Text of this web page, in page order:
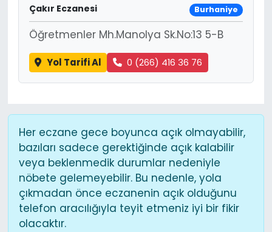
Çakır Eczanesi Burhaniye
Öğretmenler Mh.Manolya Sk.No:13 5-B
Yol Tarifi Al 0 (266) 416 36 76
Her eczane gece boyunca açık olmayabilir,
bazıları sadece gerektiğinde açık kalabilir
veya beklenmedik durumlar nedeniyle
nöbete gelemeyebilir. Bu nedenle, yola
çıkmadan önce eczanenin açık olduğunu
telefon aracılığıyla teyit etmeniz iyi bir fikir
olacaktır.